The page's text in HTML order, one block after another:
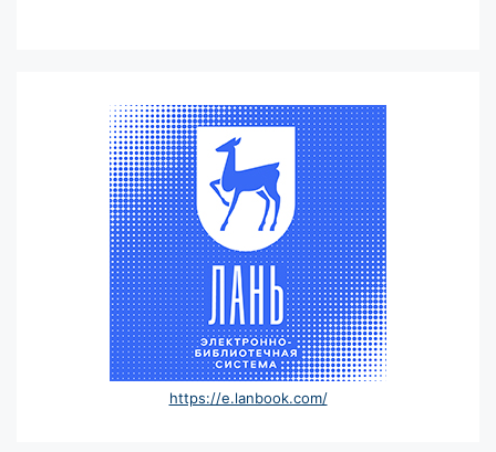
https://e.lanbook.com/